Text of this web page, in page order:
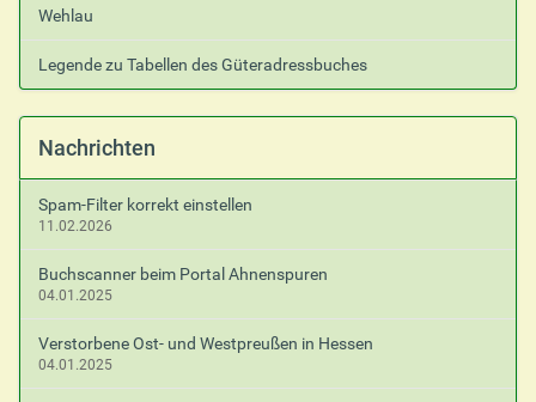
Wehlau
Legende zu Tabellen des Güteradressbuches
Nachrichten
Spam-Filter korrekt einstellen
11.02.2026
Buchscanner beim Portal Ahnenspuren
04.01.2025
Verstorbene Ost- und Westpreußen in Hessen
04.01.2025